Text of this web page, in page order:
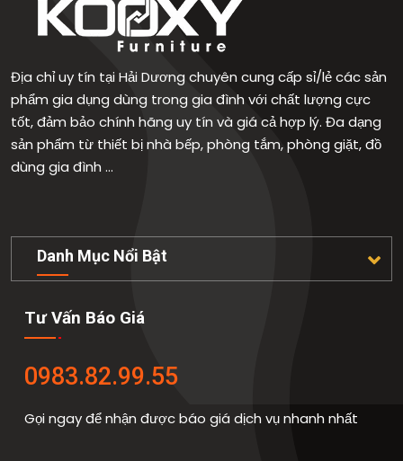
Địa chỉ uy tín tại Hải Dương chuyên cung cấp sỉ/lẻ các sản
phẩm gia dụng dùng trong gia đình với chất lượng cực
tốt, đảm bảo chính hãng uy tín và giá cả hợp lý. Đa dạng
sản phẩm từ thiết bị nhà bếp, phòng tắm, phòng giặt, đồ
dùng gia đình …
Danh Mục Nổi Bật
Tư Vấn Báo Giá
0983.82.99.55
Gọi ngay để nhận được báo giá dịch vụ nhanh nhất